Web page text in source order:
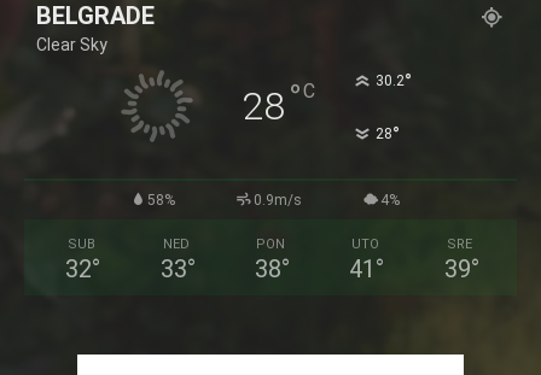
BELGRADE
Clear Sky
28°C 30.2°
28°
58% 0.9m/s 4%
SUB
32°
NED
33°
PON
38°
UTO
41 °
SRE
39°